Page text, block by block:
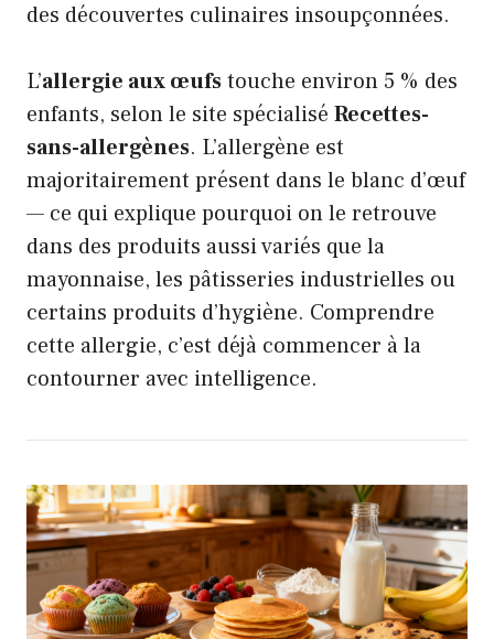
des découvertes culinaires insoupçonnées.
L’allergie aux œufstouche environ 5 % des
enfants, selon le site spécialisé Recettes-
sans-allergènes. L’allergène est
majoritairement présent dans le blanc d’œuf
— ce qui explique pourquoi on le retrouve
dans des produits aussi variés que la
mayonnaise, les pâtisseries industrielles ou
certains produits d’hygiène. Comprendre
cette allergie, c’est déjà commencer à la
contourner avec intelligence.